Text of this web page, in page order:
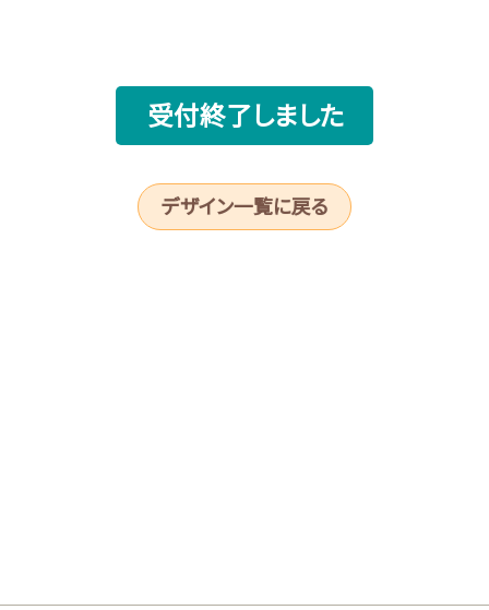
受付終了しました
デザイン一覧に戻る